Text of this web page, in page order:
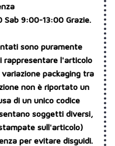
9:00-13:00 Grazie.
sono puramente
rappresentare l'articolo
packaging tra
non è riportato un
di un unico codice
soggetti diversi,
sull'articolo)
per evitare disguidi.